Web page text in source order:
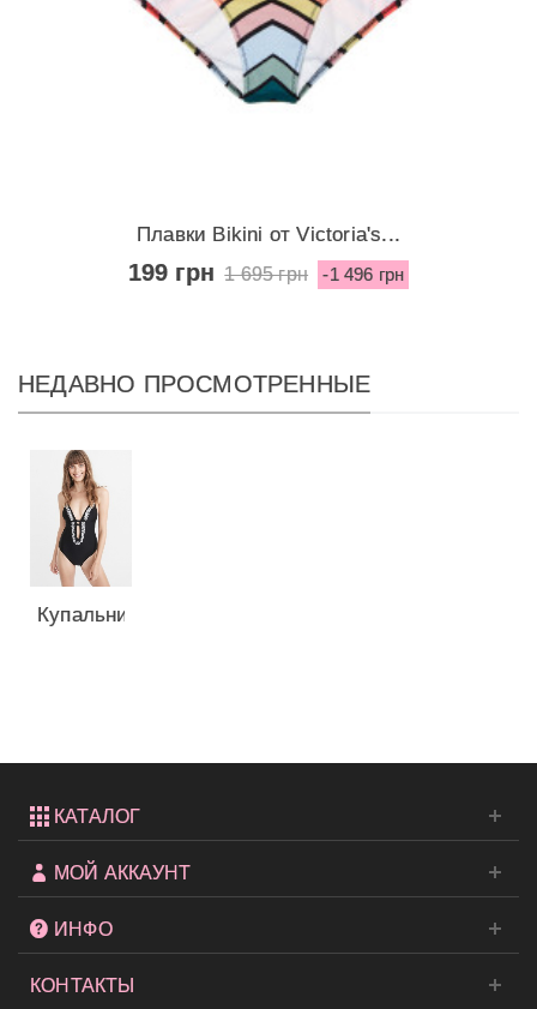
Плавки Bikini от Victoria's...
199 грн 1 695 грн -1 496 грн
НЕДАВНО ПРОСМОТРЕННЫЕ
Купальник-
КАТАЛОГ
МОЙ АККАУНТ
ИНФО
КОНТАКТЫ